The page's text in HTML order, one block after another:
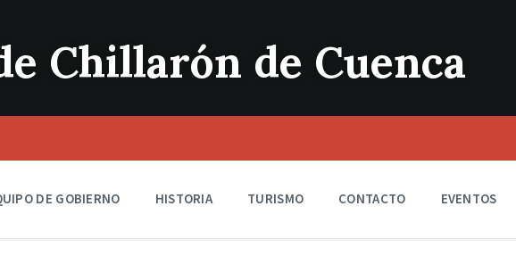
Chillarón de Cuenca
DE GOBIERNO HISTORIA TURISMO CONTACTO EVENTOS